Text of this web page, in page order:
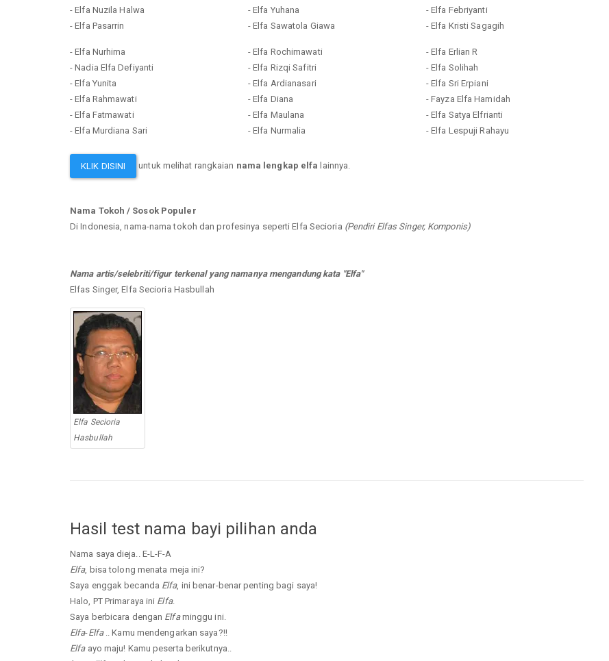
- Elfa Nuzila Halwa
- Elfa Pasarrin
- Elfa Yuhana
- Elfa Sawatola Giawa
- Elfa Febriyanti
- Elfa Kristi Sagagih
- Elfa Nurhima
- Nadia Elfa Defiyanti
- Elfa Yunita
- Elfa Rahmawati
- Elfa Fatmawati
- Elfa Murdiana Sari
- Elfa Rochimawati
- Elfa Rizqi Safitri
- Elfa Ardianasari
- Elfa Diana
- Elfa Maulana
- Elfa Nurmalia
- Elfa Erlian R
- Elfa Solihah
- Elfa Sri Erpiani
- Fayza Elfa Hamidah
- Elfa Satya Elfrianti
- Elfa Lespuji Rahayu
KLIK DISINI untuk melihat rangkaian nama lengkap elfa lainnya.
Nama Tokoh / Sosok Populer
Di Indonesia, nama-nama tokoh dan profesinya seperti Elfa Secioria (Pendiri Elfas Singer, Komponis)
Nama artis/selebriti/figur terkenal yang namanya mengandung kata "Elfa"
Elfas Singer, Elfa Secioria Hasbullah
Elfa Secioria
Hasbullah
Hasil test nama bayi pilihan anda
Nama saya dieja.. E-L-F-A
Elfa, bisa tolong menata meja ini?
Saya enggak becanda Elfa, ini benar-benar penting bagi saya!
Halo, PT Primaraya ini Elfa.
Saya berbicara dengan Elfaminggu ini.
Elfa-Elfa.. Kamu mendengarkan saya?!!
Elfaayo maju! Kamu peserta berikutnya..